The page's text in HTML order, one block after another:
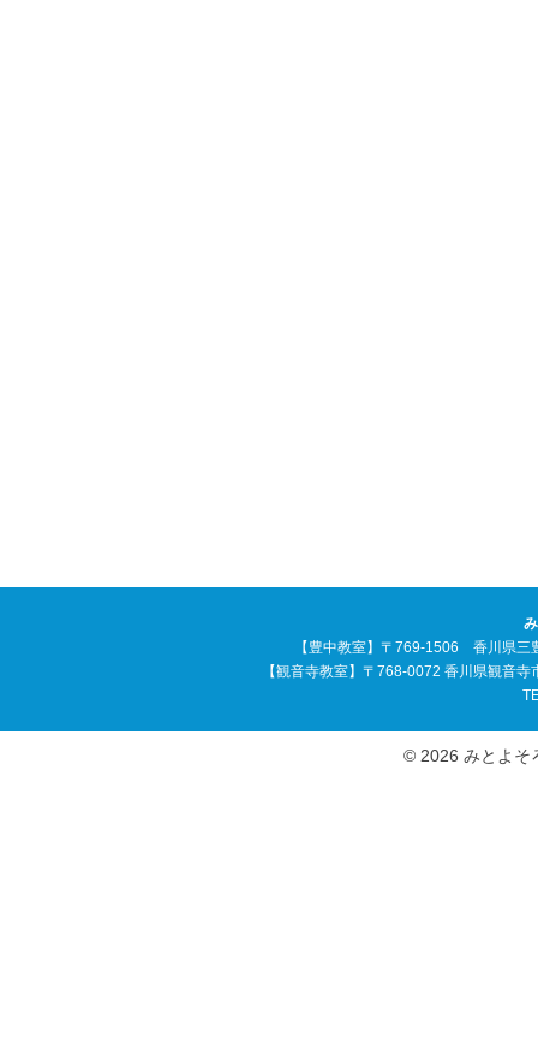
【豊中教室】〒769-1506 香川県
【観音寺教室】〒768-0072 香川県観音
© 2026 みとよそ